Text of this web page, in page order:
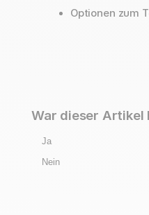
Optionen zum
War dieser Artikel
Ja
Nein